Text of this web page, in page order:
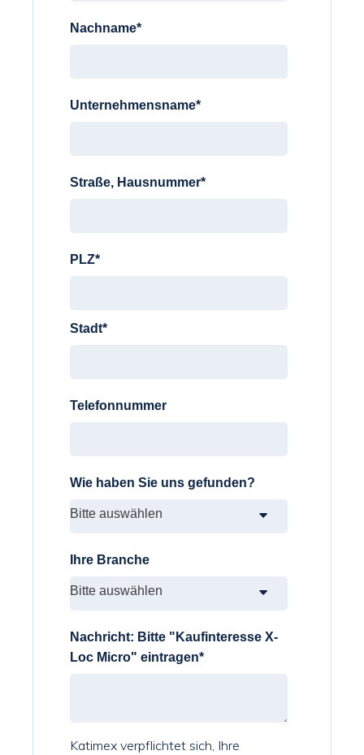
Nachname*
Unternehmensname*
Straße, Hausnummer*
PLZ*
Stadt*
Telefonnummer
Wie haben Sie uns gefunden?
Ihre Branche
Nachricht: Bitte "Kaufinteresse X-
Loc Micro" eintragen*
Katimex verpflichtet sich, Ihre